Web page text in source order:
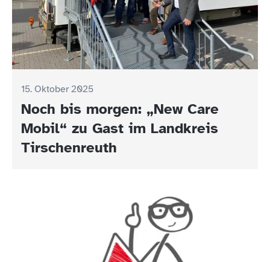
15. Oktober 2025
Noch bis morgen: „New Care
Mobil“ zu Gast im Landkreis
Tirschenreuth
15. Oktober 2025
Mütter-/Väter-Beratung am
21.10.2025 im Gesundheitsamt
Tirschenreuth